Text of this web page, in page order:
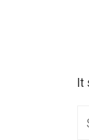
It